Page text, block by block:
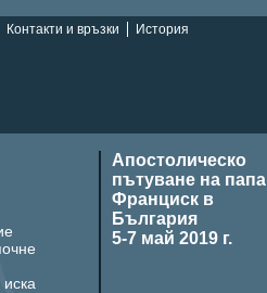
Контакти и връзки История
Апостолическо
пътуване на папа
Франциск в
България
5-7 май 2019 г.